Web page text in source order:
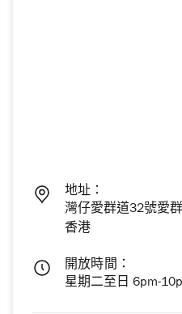
地址：
灣仔愛群道32號愛
香港
開放時間：
星期二至日 6pm-